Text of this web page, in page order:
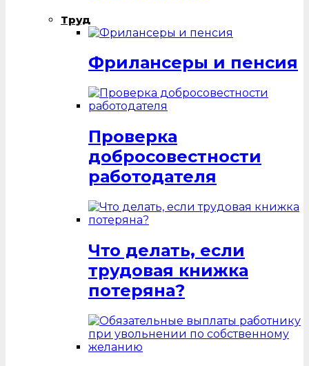
Труд
Фрилансеры и пенсия
Проверка
добросовестности
работодателя
Что делать, если
трудовая книжка
потеряна?